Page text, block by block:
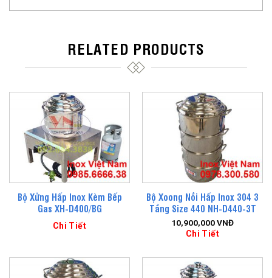
RELATED PRODUCTS
Bộ Xửng Hấp Inox Kèm Bếp
Gas XH-D400/BG
Chi Tiết
Bộ Xoong Nồi Hấp Inox 304 3
Tầng Size 440 NH-D440-3T
10,900,000VNĐ
Chi Tiết